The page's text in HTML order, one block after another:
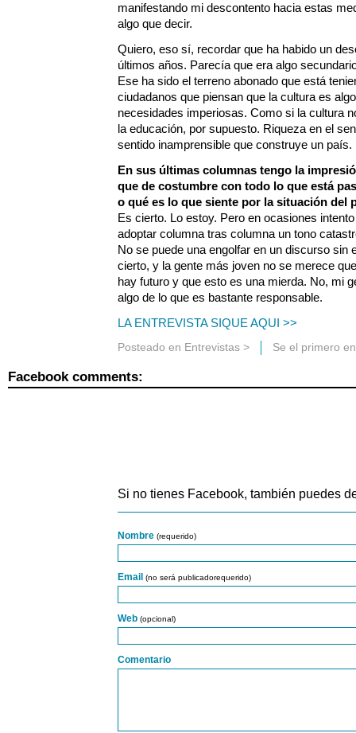
manifestando mi descontento hacia estas
algo que decir.
Quiero, eso sí, recordar que ha habido un
últimos años. Parecía que era algo
Ese ha sido el terreno abonado que está
ciudadanos que piensan que la cultura es
necesidades imperiosas. Como si la cultura
la educación, por supuesto. Riqueza en el
sentido inamprensible que construye un país.
En sus últimas columnas tengo la
que de costumbre con todo lo que está
o qué es lo que siente por la situación del
Es cierto. Lo estoy. Pero en ocasiones
adoptar columna tras columna un tono
No se puede una engolfar en un discurso sin
cierto, y la gente más joven no se merece
hay futuro y que esto es una mierda. No, mi
algo de lo que es bastante responsable.
LA ENTREVISTA SIQUE AQUI >>
Posteado en Entrevistas > Se el primero
Facebook comments:
Si no tienes Facebook, también puedes
Nombre (requerido)
Email (no será publicadorequerido)
Web (opcional)
Comentario